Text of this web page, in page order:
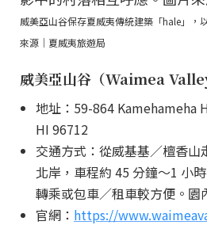
威美亞山谷保存夏威夷傳統建築「hale」，
來源｜夏威夷旅遊局
威美亞山谷（Waimea
地址：59-864 Kamehameha
HI 96712
交通方式：從威基基／檀香
北岸，車程約 45 分鐘～1 小
轉乘或包車／租車較方便。園
官網： https://